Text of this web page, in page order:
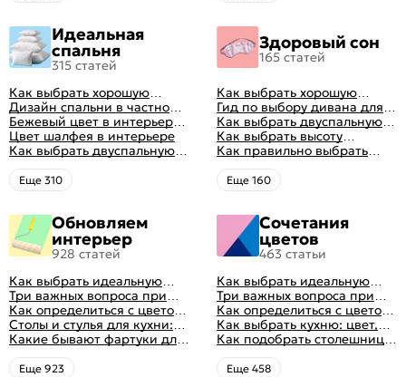
Идеальная
спальня
315 статей
Как выбрать хорошую
кровать для сна
Дизайн спальни в частном
доме: множество идей
оформления идеальных
интерьеров
Бежевый цвет в интерьере
спальни 2024, 40 красивых
интерьеров с фото
Цвет шалфея в интерьере
Как выбрать двуспальную
кровать и матрас
правильно: советы и фото в
интерьере
Eще 310
Здоровый сон
165 статей
Как выбрать хорошую
кровать для сна
Гид по выбору дивана для
сна
Как выбрать двуспальную
кровать и матрас
правильно: советы и фото в
интерьере
Как выбрать высоту
матраса
Как правильно выбрать
ортопедический матрас
Eще 160
Обновляем
интерьер
928 статей
Как выбрать идеальную
планировку для кухни
Три важных вопроса при
выборе кухни: готовка,
посуда, комфорт
Как определиться с цветом
кухни: светлые, темные,
яркие
Столы и стулья для кухни:
советы по выбору
Какие бывают фартуки для
кухни: как правильно
выбрать
Eще 923
Сочетания
цветов
463 статьи
Как выбрать идеальную
планировку для кухни
Три важных вопроса при
выборе кухни: готовка,
посуда, комфорт
Как определиться с цветом
кухни: светлые, темные,
яркие
Как выбрать кухню: цвет,
планировка, аксессуары
Как подобрать столешницу
для кухни по цвету
Eще 458